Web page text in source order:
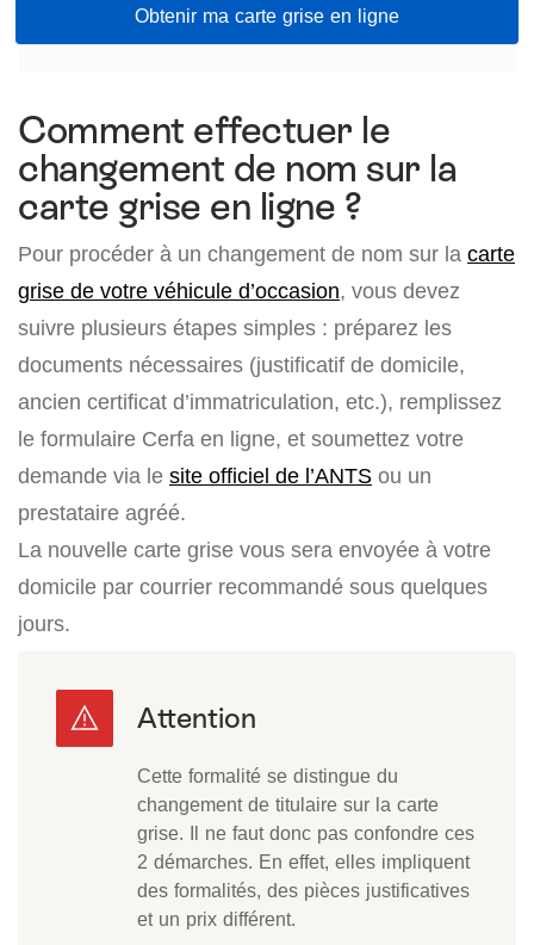
Obtenir ma carte grise en ligne
Comment effectuer le
changement de nom sur la
carte grise en ligne ?
Pour procéder à un changement de nom sur la carte
grise de votre véhicule d’occasion, vous devez
suivre plusieurs étapes simples : préparez les
documents nécessaires (justificatif de domicile,
ancien certificat d’immatriculation, etc.), remplissez
le formulaire Cerfa en ligne, et soumettez votre
demande via le site officiel de l’ANTS ou un
prestataire agréé.
La nouvelle carte grise vous sera envoyée à votre
domicile par courrier recommandé sous quelques
jours.
Cette formalité se distingue du
changement de titulaire sur la carte
grise. Il ne faut donc pas confondre ces
2 démarches. En effet, elles impliquent
des formalités, des pièces justificatives
et un prix différent.